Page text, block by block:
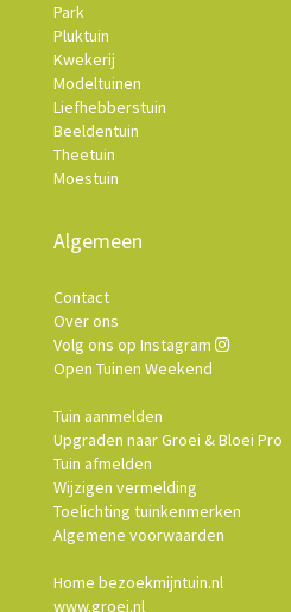
Park
Pluktuin
Kwekerij
Modeltuinen
Liefhebberstuin
Beeldentuin
Theetuin
Moestuin
Algemeen
Contact
Over ons
Volg ons op Instagram
Open Tuinen Weekend
Tuin aanmelden
Upgraden naar Groei & Bloei Pro
Tuin afmelden
Wijzigen vermelding
Toelichting tuinkenmerken
Algemene voorwaarden
Home bezoekmijntuin.nl
www.groei.nl